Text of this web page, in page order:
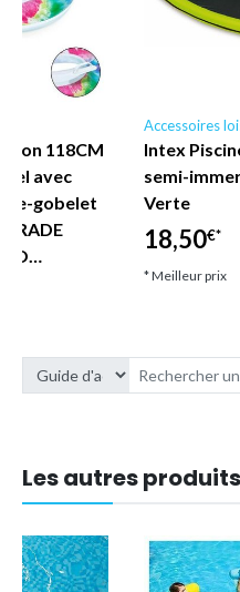
118CM
avec
gobelet
Accessoires
Intex
semi-
Verte
18,50€*
* Meilleur prix
Les autres